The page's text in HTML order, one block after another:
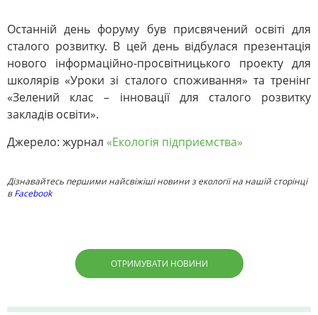
Останній день форуму був присвячений освіті для
сталого розвитку. В цей день відбулася презентація
нового інформаційно-просвітницького проекту для
школярів «Уроки зі сталого споживання» та тренінг
«Зелений клас – інновації для сталого розвитку
закладів освіти».
Джерело: журнал «Екологія підприємства»
Дізнавайтесь першими найсвіжіші новини з екології на нашій сторінці
вFacebook
ОТРИМУВАТИ НОВИНИ